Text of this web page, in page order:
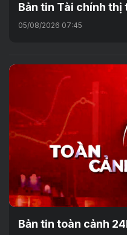
Bản tin Tài chính
05/08/2026 07:45
Bản tin toàn cảnh